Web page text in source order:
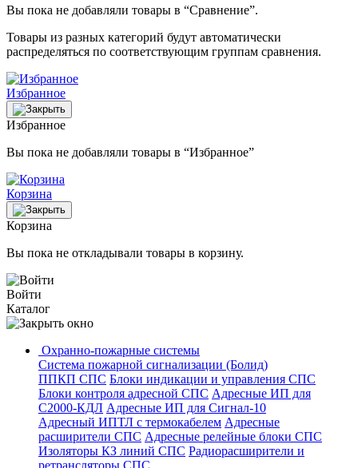
Вы пока не добавляли товары в “Сравнение”.
Товары из разных категорий будут автоматически
распределяться по соответствующим группам сравнения.
Избранное
Избранное
Вы пока не добавляли товары в “Избранное”
Корзина
Корзина
Вы пока не откладывали товары в корзину.
Войти
Каталог
Охранно-пожарные системы
Система пожарной сигнализации (Болид)
ППКП СПС Блоки индикации и управления СПС
Блоки контроля адресной СПС Адресные ИП для
С2000-КДЛ Адресные ИП для Сигнал-10
Адресный ИПТЛ с термокабелем Адресные
расширители СПС Адресные релейные блоки СПС
Изоляторы КЗ линий СПС Радиорасширители и
ретрансляторы СПС